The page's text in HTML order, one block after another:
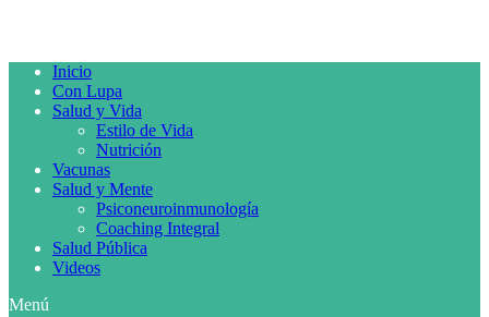
Inicio
Con Lupa
Salud y Vida
Estilo de Vida
Nutrición
Vacunas
Salud y Mente
Psiconeuroinmunología
Coaching Integral
Salud Pública
Videos
Menú